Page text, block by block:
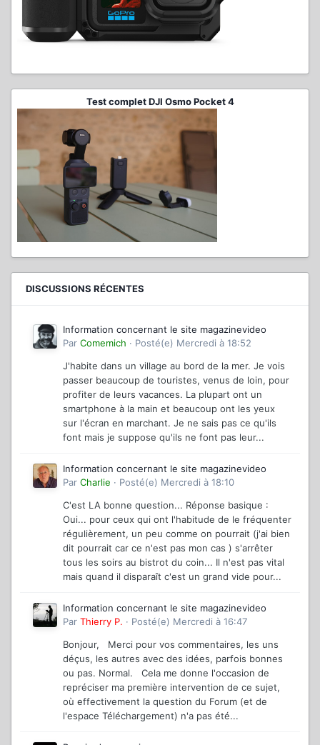
Test complet DJI Osmo Pocket 4
DISCUSSIONS RÉCENTES
Information concernant le site magazinevideo
Par Comemich · Posté(e) Mercredi à 18:52
J'habite dans un village au bord de la mer. Je vois
passer beaucoup de touristes, venus de loin, pour
profiter de leurs vacances. La plupart ont un
smartphone à la main et beaucoup ont les yeux
sur l'écran en marchant. Je ne sais pas ce qu'ils
font mais je suppose qu'ils ne font pas leur...
Information concernant le site magazinevideo
Par Charlie · Posté(e) Mercredi à 18:10
C'est LA bonne question... Réponse basique :
Oui... pour ceux qui ont l'habitude de le fréquenter
régulièrement, un peu comme on pourrait (j'ai bien
dit pourrait car ce n'est pas mon cas ) s'arrêter
tous les soirs au bistrot du coin... Il n'est pas vital
mais quand il disparaît c'est un grand vide pour...
Information concernant le site magazinevideo
Par Thierry P. · Posté(e) Mercredi à 16:47
Bonjour, Merci pour vos commentaires, les uns
déçus, les autres avec des idées, parfois bonnes
ou pas. Normal. Cela me donne l'occasion de
repréciser ma première intervention de ce sujet,
où effectivement la question du Forum (et de
l'espace Téléchargement) n'a pas été...